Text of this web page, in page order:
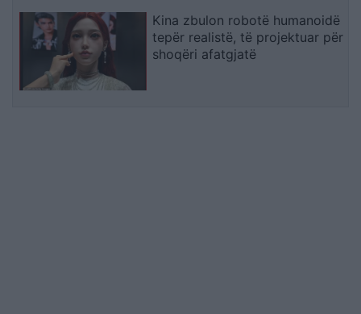
Kina zbulon robotë humanoidë
tepër realistë, të projektuar për
shoqëri afatgjatë